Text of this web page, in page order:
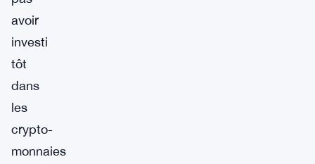
avoir
investi
tôt
dans
les
crypto-
monnaies